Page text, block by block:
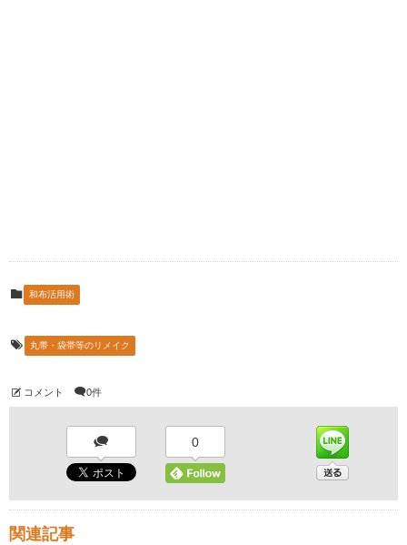
和布活用術
丸帯・袋帯等のリメイク
コメント 0件
0
関連記事